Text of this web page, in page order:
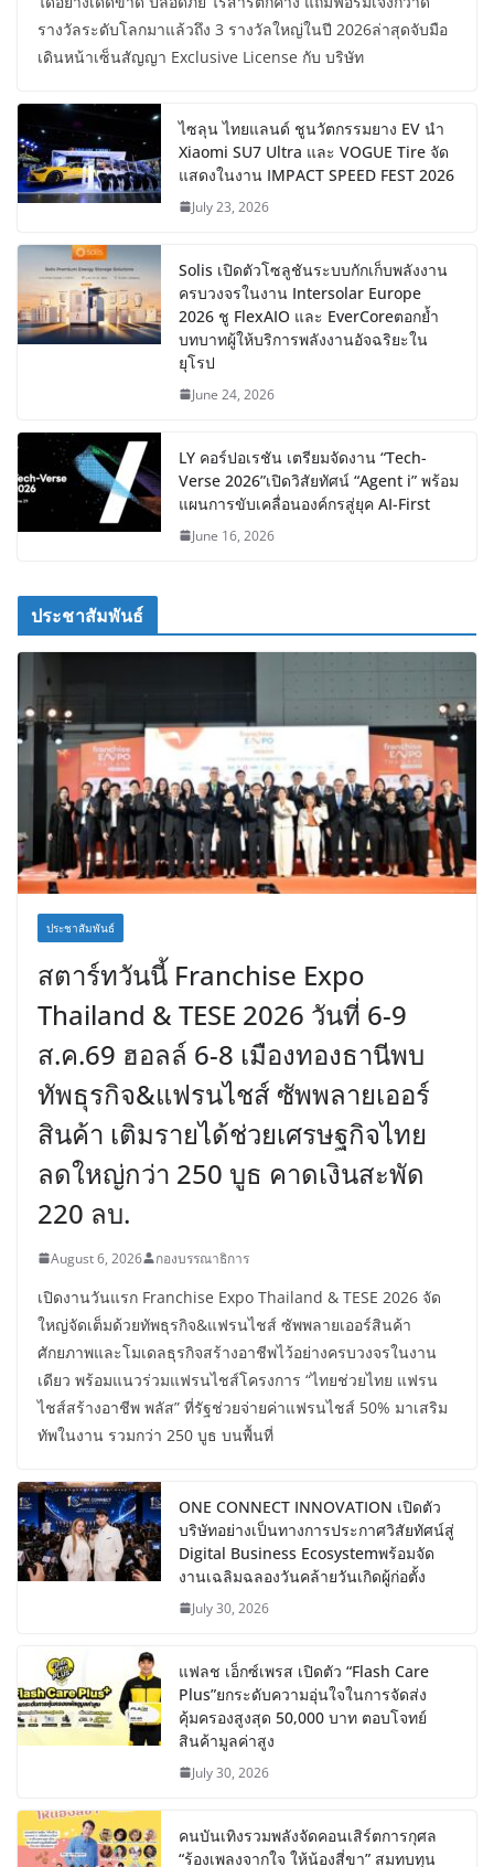
รางวัลระดับโลกมาแล้วถึง 3 รางวัลใหญ่ในปี 2026ล่าสุดจับมือ
เดินหน้าเซ็นสัญญา Exclusive License กับ บริษัท
ไซลุน ไทยแลนด์ ชูนวัตกรรมยาง EV นำ
Xiaomi SU7 Ultra และ VOGUE Tire จัด
แสดงในงาน IMPACT SPEED FEST 2026
July 23, 2026
Solis เปิดตัวโซลูชันระบบกักเก็บพลังงาน
ครบวงจรในงาน Intersolar Europe
2026 ชู FlexAIO และ EverCoreตอกย้ำ
บทบาทผู้ให้บริการพลังงานอัจฉริยะใน
ยุโรป
June 24, 2026
LY คอร์ปอเรชัน เตรียมจัดงาน “Tech-
Verse 2026”เปิดวิสัยทัศน์ “Agent i” พร้อม
แผนการขับเคลื่อนองค์กรสู่ยุค AI-First
June 16, 2026
ประชาสัมพันธ์
ประชาสัมพันธ์
สตาร์ทวันนี้ Franchise Expo
Thailand & TESE 2026 วันที่ 6-9
ส.ค.69 ฮอลล์ 6-8 เมืองทองธานีพบ
ทัพธุรกิจ&แฟรนไชส์ ซัพพลายเออร์
สินค้า เติมรายได้ช่วยเศรษฐกิจไทย
ลดใหญ่กว่า 250 บูธ คาดเงินสะพัด
220 ลบ.
August 6, 2026 กองบรรณาธิการ
เปิดงานวันแรก Franchise Expo Thailand & TESE 2026 จัด
ใหญ่จัดเต็มด้วยทัพธุรกิจ&แฟรนไชส์ ซัพพลายเออร์สินค้า
ศักยภาพและโมเดลธุรกิจสร้างอาชีพไว้อย่างครบวงจรในงาน
เดียว พร้อมแนวร่วมแฟรนไชส์โครงการ “ไทยช่วยไทย แฟรน
ไชส์สร้างอาชีพ พลัส” ที่รัฐช่วยจ่ายค่าแฟรนไชส์ 50% มาเสริม
ทัพในงาน รวมกว่า 250 บูธ บนพื้นที่
ONE CONNECT INNOVATION เปิดตัว
บริษัทอย่างเป็นทางการประกาศวิสัยทัศน์สู่
Digital Business Ecosystemพร้อมจัด
งานเฉลิมฉลองวันคล้ายวันเกิดผู้ก่อตั้ง
July 30, 2026
แฟลช เอ็กซ์เพรส เปิดตัว “Flash Care
Plus”ยกระดับความอุ่นใจในการจัดส่ง
คุ้มครองสูงสุด 50,000 บาท ตอบโจทย์
สินค้ามูลค่าสูง
July 30, 2026
คนบันเทิงรวมพลังจัดคอนเสิร์ตการกุศล
“ร้องเพลงจากใจ ให้น้องสี่ขา” สมทบทุน